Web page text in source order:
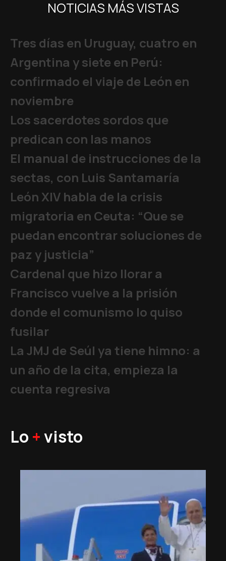
NOTICIAS MÁS VISTAS
Tres días en Uruguay, cuatro en
Argentina y siete en Perú:
confirmado el viaje de León en
noviembre
Los sacerdotes sordos que
predican con las manos
El manual de instrucciones de la
sectas, con Luis Santamaría
León XIV habla de la crisis
migratoria en Ceuta: “Que se
puedan encontrar soluciones de
paz y justicia”
Cardenal que hizo llorar a
Francisco vuelve a la prisión
donde el comunismo lo quiso
fusilar
La JMJ de Seúl ya tiene himno: a
un año de la cita, empieza la
cuenta regresiva
Lo +visto